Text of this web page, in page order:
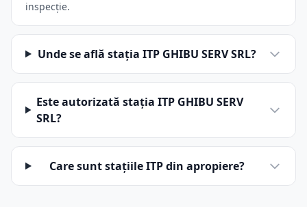
inspecție.
Unde se află stația ITP GHIBU SERV SRL?
Este autorizată stația ITP GHIBU SERV
SRL?
Care sunt stațiile ITP din apropiere?